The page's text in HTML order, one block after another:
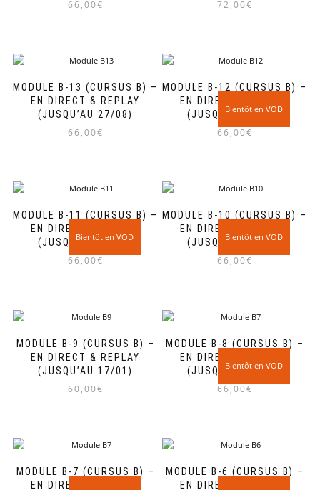
66,00€ 72,00€
MODULE B-13 (CURSUS B) –
EN DIRECT & REPLAY
(JUSQU’AU 27/08)
66,00€
MODULE B-12 (CURSUS B) –
EN DIRECT & REPLAY
(JUSQU’AU 25/06)
66,00€
MODULE B-11 (CURSUS B) –
EN DIRECT & REPLAY
(JUSQU’AU 23/04)
66,00€
MODULE B-10 (CURSUS B) –
EN DIRECT & REPLAY
(JUSQU’AU 05/03)
66,00€
MODULE B-9 (CURSUS B) –
EN DIRECT & REPLAY
(JUSQU’AU 17/01)
60,00€
MODULE B-8 (CURSUS B) –
EN DIRECT & REPLAY
(JUSQU’AU 27/11)
66,00€
MODULE B-7 (CURSUS B) –
EN DIRECT & REPLAY
MODULE B-6 (CURSUS B) –
EN DIRECT & REPLAY